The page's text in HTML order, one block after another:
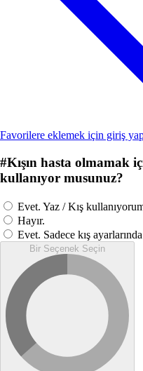
Favorilere eklemek için giriş
#Kışın hasta olmamak
kullanıyor musunuz?
Evet. Yaz / Kış
Hayır.
Evet. Sadece kış ayarlarında
Bir Seçenek Seçin